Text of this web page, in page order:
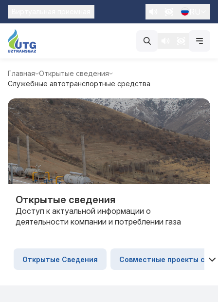
Главная Открытые сведения
Служебные автотранспортные средства
Открытые сведения
Доступ к актуальной информации о
деятельности компании и потреблении газа
Открытые Сведения Совместные проекты со